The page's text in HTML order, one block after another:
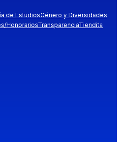
de EstudiosGénero y Diversidades
HonorariosTransparenciaTiendita